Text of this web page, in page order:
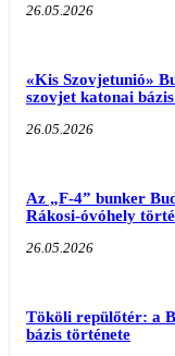
26.05.2026
«Kis Szovjetunió»
szovjet katonai
26.05.2026
Az „F-4” bunker
Rákosi-óvóhely
26.05.2026
Tököli repülőtér: a
bázis története